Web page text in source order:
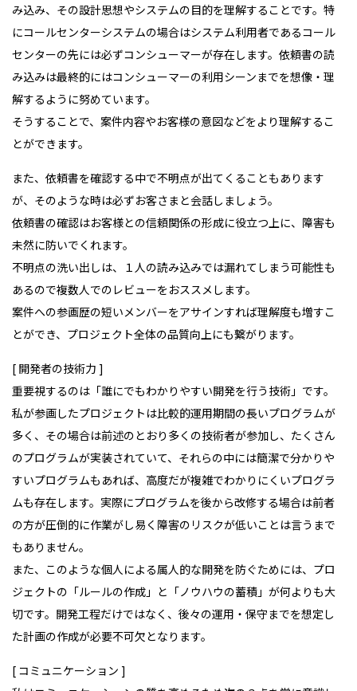
み込み、その設計思想やシステムの目的を理解することです。特
にコールセンターシステムの場合はシステム利用者であるコール
センターの先には必ずコンシューマーが存在します。依頼書の読
み込みは最終的にはコンシューマーの利用シーンまでを想像・理
解するように努めています。
そうすることで、案件内容やお客様の意図などをより理解するこ
とができます。
また、依頼書を確認する中で不明点が出てくることもあります
が、そのような時は必ずお客さまと会話しましょう。
依頼書の確認はお客様との信頼関係の形成に役立つ上に、障害も
未然に防いでくれます。
不明点の洗い出しは、１人の読み込みでは漏れてしまう可能性も
あるので複数人でのレビューをおススメします。
案件への参画歴の短いメンバーをアサインすれば理解度も増すこ
とができ、プロジェクト全体の品質向上にも繋がります。
[ 開発者の技術力 ]
重要視するのは「誰にでもわかりやすい開発を行う技術」です。
私が参画したプロジェクトは比較的運用期間の長いプログラムが
多く、その場合は前述のとおり多くの技術者が参加し、たくさん
のプログラムが実装されていて、それらの中には簡潔で分かりや
すいプログラムもあれば、高度だが複雑でわかりにくいプログラ
ムも存在します。実際にプログラムを後から改修する場合は前者
の方が圧倒的に作業がし易く障害のリスクが低いことは言うまで
もありません。
また、このような個人による属人的な開発を防ぐためには、プロ
ジェクトの「ルールの作成」と「ノウハウの蓄積」が何よりも大
切です。開発工程だけではなく、後々の運用・保守までを想定し
た計画の作成が必要不可欠となります。
[ コミュニケーション ]